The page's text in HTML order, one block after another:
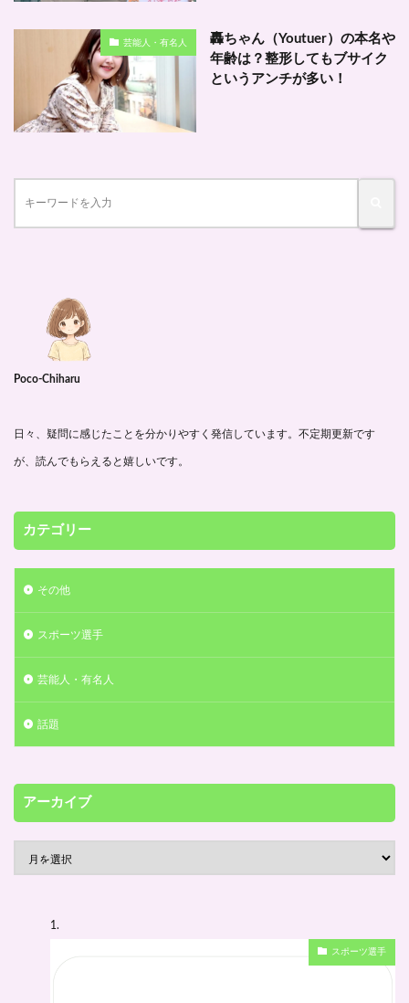
芸能人・有名人
轟ちゃん（Youtuer）の本名や
年齢は？整形してもブサイク
というアンチが多い！
Poco-Chiharu
日々、疑問に感じたことを分かりやすく発信しています。不定期更新です
が、読んでもらえると嬉しいです。
カテゴリー
その他
スポーツ選手
芸能人・有名人
話題
アーカイブ
スポーツ選手